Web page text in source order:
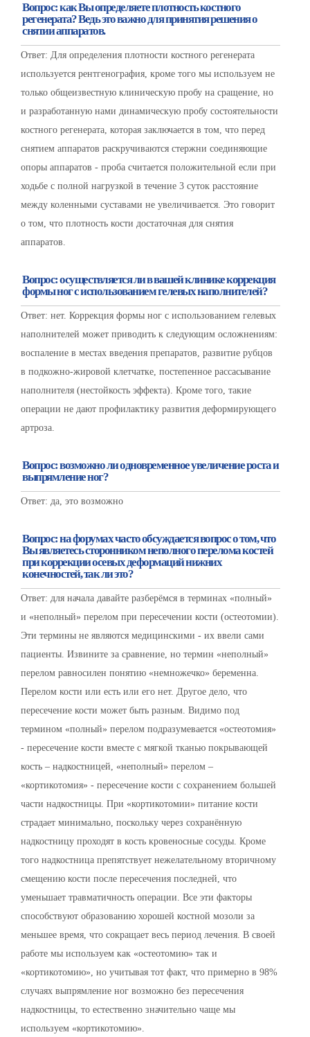
Вопрос: как Вы определяете плотность костного
регенерата? Ведь это важно для принятия решения о
снятии аппаратов.
Ответ: Для определения плотности костного регенерата
используется рентгенография, кроме того мы используем не
только общеизвестную клиническую пробу на сращение, но
и разработанную нами динамическую пробу состоятельности
костного регенерата, которая заключается в том, что перед
снятием аппаратов раскручиваются стержни соединяющие
опоры аппаратов - проба считается положительной если при
ходьбе с полной нагрузкой в течение 3 суток расстояние
между коленными суставами не увеличивается. Это говорит
о том, что плотность кости достаточная для снятия
аппаратов.
Вопрос: осуществляется ли в вашей клинике коррекция
формы ног с использованием гелевых наполнителей?
Ответ: нет. Коррекция формы ног с использованием гелевых
наполнителей может приводить к следующим осложнениям:
воспаление в местах введения препаратов, развитие рубцов
в подкожно-жировой клетчатке, постепенное рассасывание
наполнителя (нестойкость эффекта). Кроме того, такие
операции не дают профилактику развития деформирующего
артроза.
Вопрос: возможно ли одновременное увеличение роста и
выпрямление ног?
Ответ: да, это возможно
Вопрос: на форумах часто обсуждается вопрос о том, что
Вы являетесь сторонником неполного перелома костей
при коррекции осевых деформаций нижних
конечностей, так ли это?
Ответ: для начала давайте разберёмся в терминах «полный»
и «неполный» перелом при пересечении кости (остеотомии).
Эти термины не являются медицинскими - их ввели сами
пациенты. Извините за сравнение, но термин «неполный»
перелом равносилен понятию «немножечко» беременна.
Перелом кости или есть или его нет. Другое дело, что
пересечение кости может быть разным. Видимо под
термином «полный» перелом подразумевается «остеотомия»
- пересечение кости вместе с мягкой тканью покрывающей
кость – надкостницей, «неполный» перелом –
«кортикотомия» - пересечение кости с сохранением большей
части надкостницы. При «кортикотомии» питание кости
страдает минимально, поскольку через сохранённую
надкостницу проходят в кость кровеносные сосуды. Кроме
того надкостница препятствует нежелательному вторичному
смещению кости после пересечения последней, что
уменьшает травматичность операции. Все эти факторы
способствуют образованию хорошей костной мозоли за
меньшее время, что сокращает весь период лечения. В своей
работе мы используем как «остеотомию» так и
«кортикотомию», но учитывая тот факт, что примерно в 98%
случаях выпрямление ног возможно без пересечения
надкостницы, то естественно значительно чаще мы
используем «кортикотомию».